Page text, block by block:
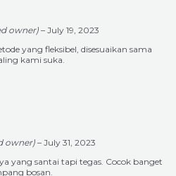
owner)– July 19, 2023
yang fleksibel, disesuaikan sama
kami suka.
owner)– July 31, 2023
yang santai tapi tegas. Cocok banget
bosan.